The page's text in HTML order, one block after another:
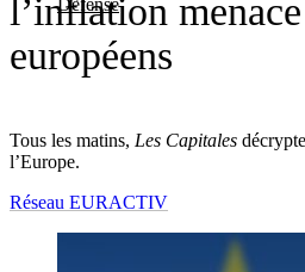
l’inflation
européens
Tous les matins, Les Capitales
l’Europe.
Réseau EURACTIV